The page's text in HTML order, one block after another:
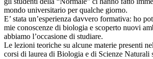
mondo universitario per qualche giorno.
E’ stata un’esperienza davvero formativa: ho
mie conoscenze di biologia e scoperto nuovi
abbiamo l’occasione di studiare.
Le lezioni teoriche su alcune materie presenti
corsi di laurea di Biologia e di Scienze Naturali